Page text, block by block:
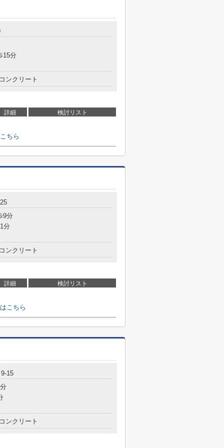
15分
ンクリート
詳細 検討リスト
ちら
9分
分
ンクリート
詳細 検討リスト
こちら
15
ンクリート